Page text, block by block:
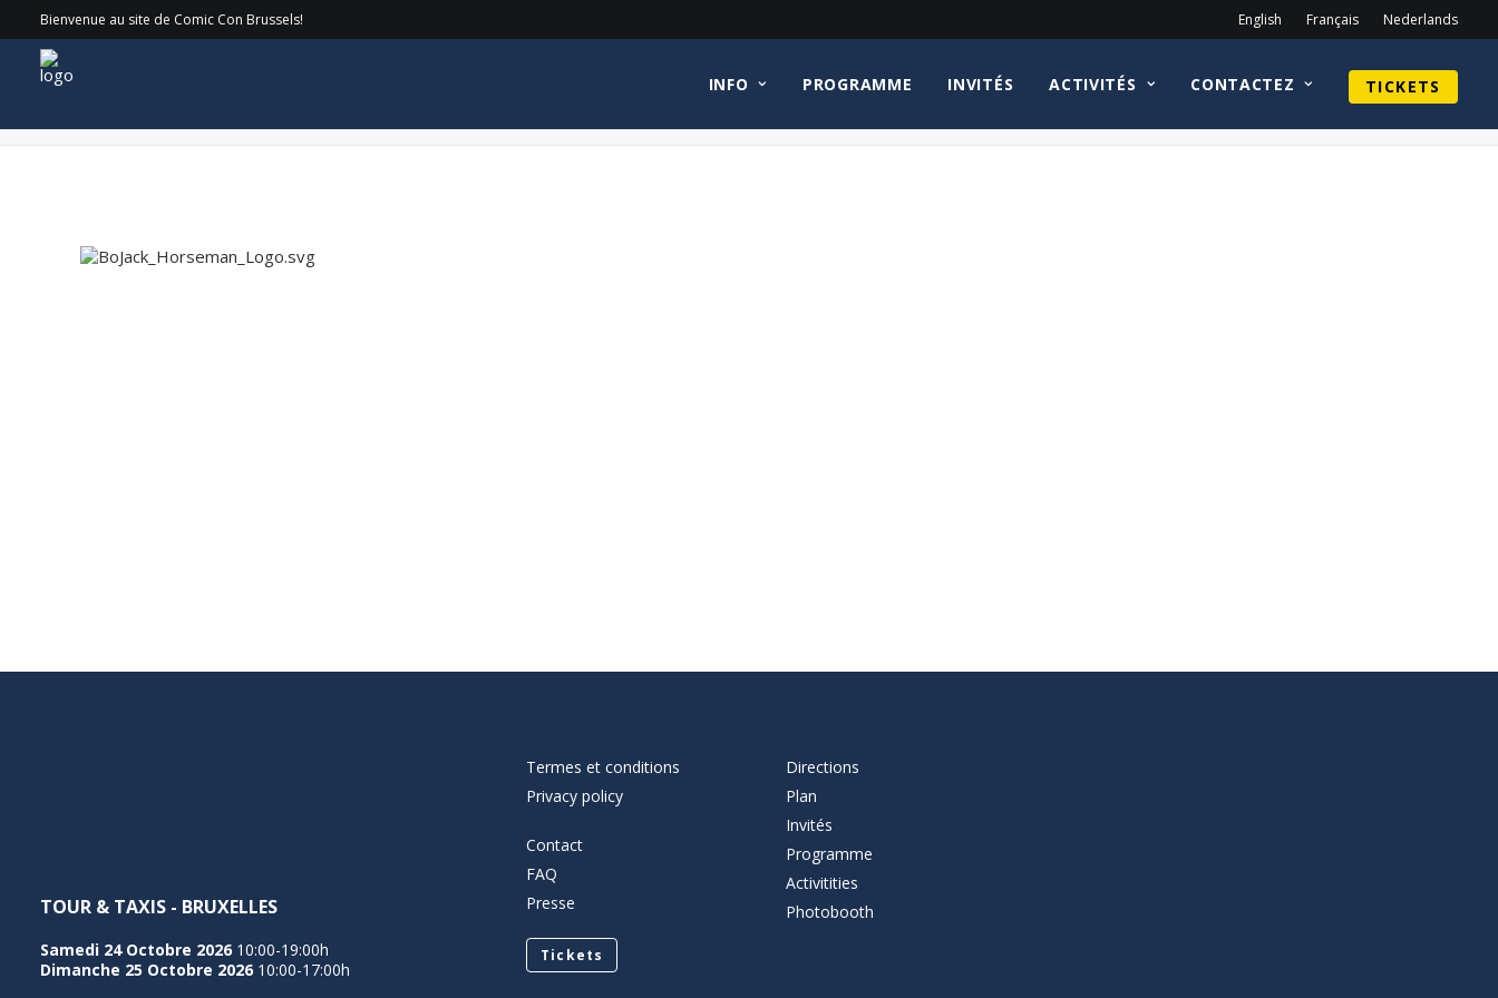
Bienvenue au site de Comic Con Brussels! English Français Nederlands
INFO PROGRAMME INVITÉS ACTIVITÉS CONTACTEZ TICKETS
BoJack_Horseman_Logo.svg Home Aaron Paul BoJack_Horseman_Logo.svg
TOUR & TAXIS - BRUXELLES
Samedi 24 Octobre 2026 10:00-19:00h
Dimanche 25 Octobre 2026 10:00-17:00h
Termes et conditions
Privacy policy
Contact
FAQ
Presse
Tickets
Directions
Plan
Invités
Programme
Activitities
Photobooth